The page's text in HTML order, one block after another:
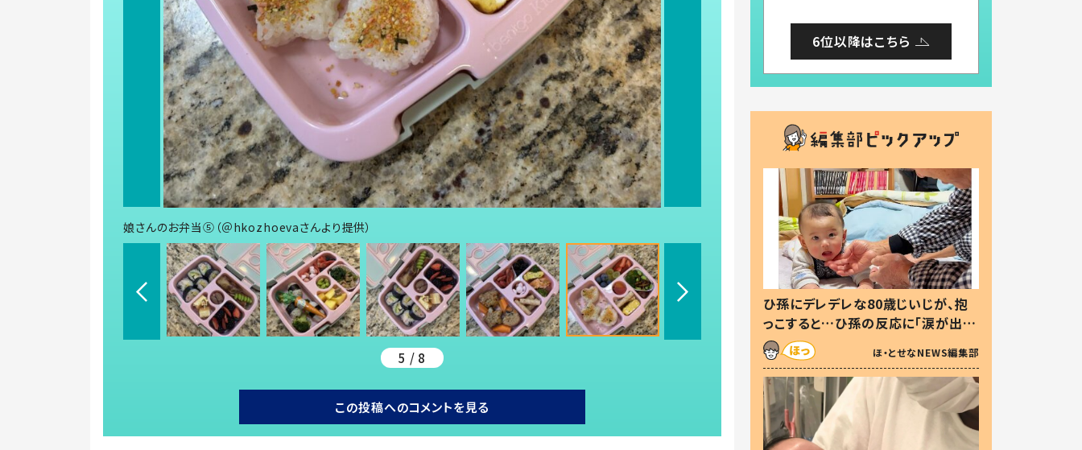
娘さんのお弁当⑤（＠hkozhoevaさんより提供）
5 / 8
この投稿へのコメントを見る
6位以降はこちら
ひ孫にデレデレな80歳じいじが、抱
っこすると…ひ孫の反応に「涙が出ま
した」「可愛くて仕方ない」
ほ・とせなNEWS編集部